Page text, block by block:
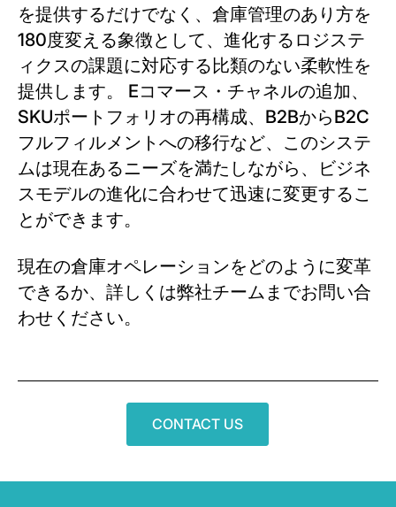
を提供するだけでなく、倉庫管理のあり方を
180度変える象徴として、進化するロジステ
ィクスの課題に対応する比類のない柔軟性を
提供します。 Eコマース・チャネルの追加、
SKUポートフォリオの再構成、B2BからB2C
フルフィルメントへの移行など、このシステ
ムは現在あるニーズを満たしながら、ビジネ
スモデルの進化に合わせて迅速に変更するこ
とができます。
現在の倉庫オペレーションをどのように変革
できるか、詳しくは弊社チームまでお問い合
わせください。
CONTACT US